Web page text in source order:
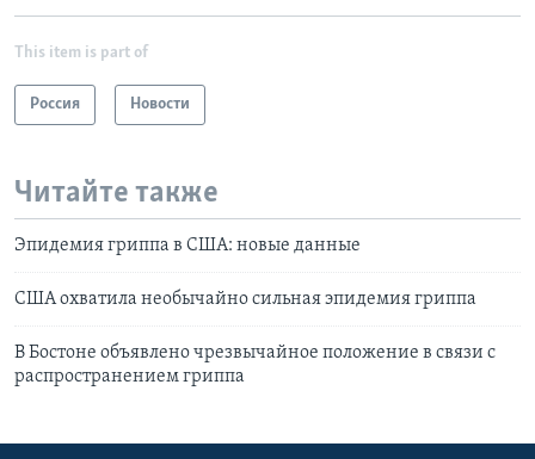
This item is part of
Россия Новости
Читайте также
Эпидемия гриппа в США: новые данные
США охватила необычайно сильная эпидемия гриппа
В Бостоне объявлено чрезвычайное положение в связи с
распространением гриппа